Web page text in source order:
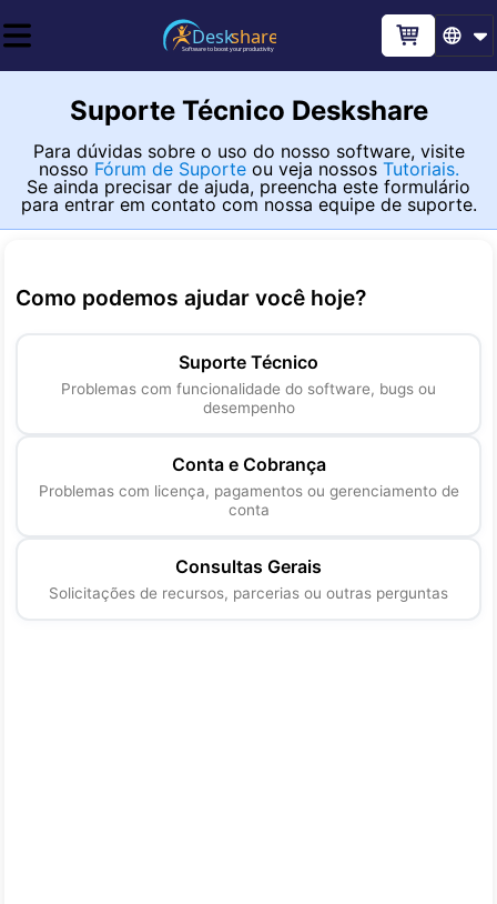
Suporte Técnico Deskshare
Para dúvidas sobre o uso do nosso software, visite
nosso Fórum de Suporteou veja nossos Tutoriais.
Se ainda precisar de ajuda, preencha este formulário
para entrar em contato com nossa equipe de suporte.
Como podemos ajudar você hoje?
Suporte Técnico
Problemas com funcionalidade do software, bugs ou
desempenho
Conta e Cobrança
Problemas com licença, pagamentos ou gerenciamento de
conta
Consultas Gerais
Solicitações de recursos, parcerias ou outras perguntas